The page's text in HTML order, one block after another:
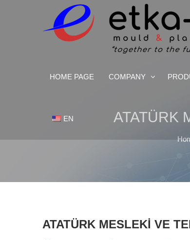
HOME PAGE COMPANY
EN ATATÜRK
ATATÜRK MESLEKİ VE